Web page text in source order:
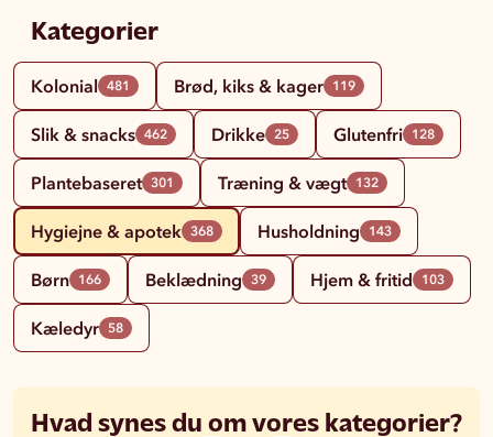
Kategorier
Kolonial 481 Brød, kiks & kager 119
Slik & snacks 462 Drikke 25 Glutenfri 128
Plantebaseret 301 Træning & vægt 132
Hygiejne & apotek 368 Husholdning 143
Børn 166 Beklædning 39 Hjem & fritid 103
Kæledyr 58
Hvad synes du om vores kategorier?